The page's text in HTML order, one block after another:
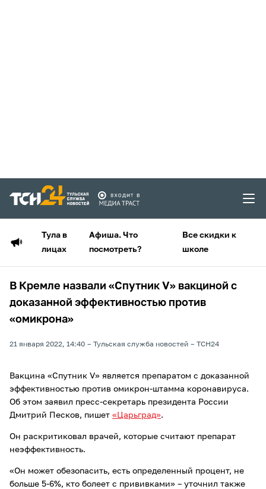
Тула в
лицах
Афиша. Что
посмотреть?
Все скидки к
школе
В Кремле назвали «Спутник V» вакциной с
доказанной эффективностью против
«омикрона»
21 января 2022, 14:40 Тульская служба новостей ТСН24
Вакцина «Спутник V» является препаратом с доказанной
эффективностью против омикрон-штамма коронавируса.
Об этом заявил пресс-секретарь президента России
Дмитрий Песков, пишет «Царьград».
Он раскритиковал врачей, которые считают препарат
неэффективность.
«Он может обезопасить, есть определенный процент, не
больше 5-6%, кто болеет с прививками» – уточнил также